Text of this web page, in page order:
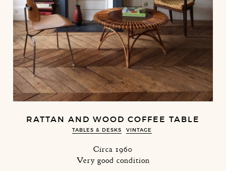
RATTAN AND WOOD COFFEE TABLE
TABLES & DESKS VINTAGE
Circa 1960
Very good condition